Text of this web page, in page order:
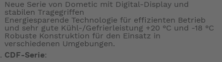
Neue Serie von Dometic mit Digital-Display und
stabilen Tragegriffen
Energiesparende Technologie für effizienten Betrieb
und sehr gute Kühl-/Gefrierleistung +20 °C und -18 °C
Robuste Konstruktion für den Einsatz in
verschiedenen Umgebungen.
CDF-Serie: